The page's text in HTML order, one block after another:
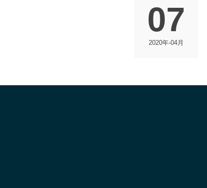
07
2020年-04月